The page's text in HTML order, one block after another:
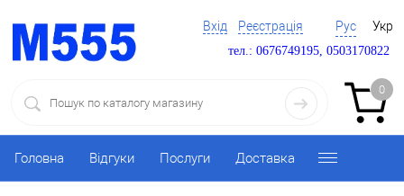
Вхід Реєстрація Рус Укр
тел.: 0676749195, 0503170822
0
Головна Відгуки Послуги Доставка